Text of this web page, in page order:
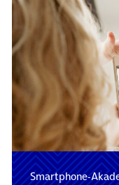
Smartphone-